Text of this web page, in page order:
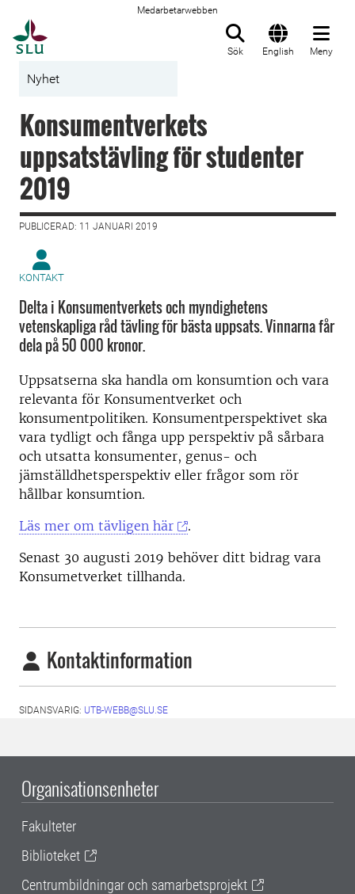
Medarbetarwebben
Sök English Meny
Nyhet
Konsumentverkets
uppsatstävling för studenter
2019
PUBLICERAD: 11 JANUARI 2019
KONTAKT
Delta i Konsumentverkets och myndighetens
vetenskapliga råd tävling för bästa uppsats. Vinnarna får
dela på 50 000 kronor.
Uppsatserna ska handla om konsumtion och vara
relevanta för Konsumentverket och
konsumentpolitiken. Konsumentperspektivet ska
vara tydligt och fånga upp perspektiv på sårbara
och utsatta konsumenter, genus- och
jämställdhetsperspektiv eller frågor som rör
hållbar konsumtion.
Läs mer om tävligen här
.
Senast 30 augusti 2019 behöver ditt bidrag vara
Konsumetverket tillhanda.
Kontaktinformation
SIDANSVARIG: UTB-WEBB@SLU.SE
Organisationsenheter
Fakulteter
Biblioteket
Centrumbildningar och samarbetsprojekt